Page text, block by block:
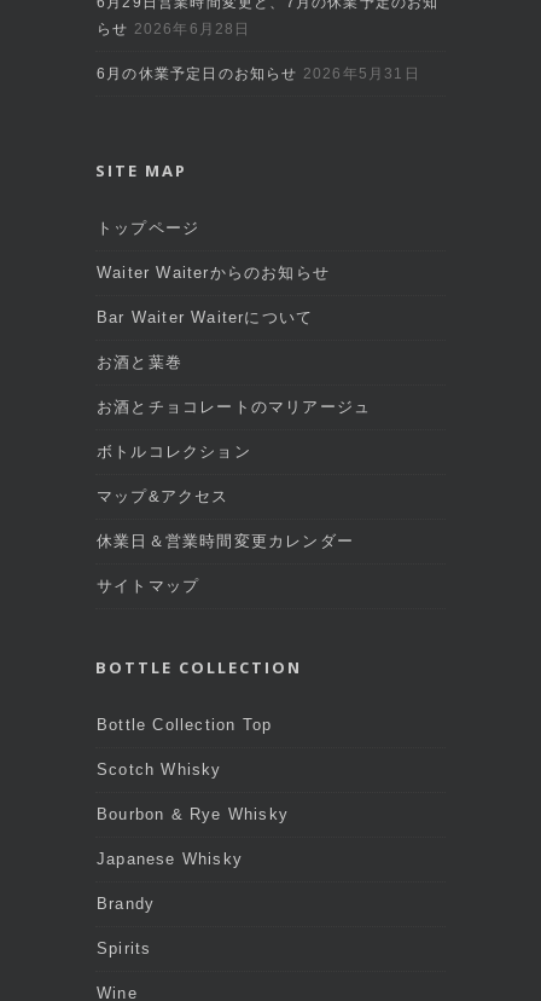
らせ 2026年6月28日
6月の休業予定日のお知らせ 2026年5月31日
SITE MAP
トップページ
Waiter Waiterからのお知らせ
Bar Waiter Waiterについて
お酒と葉巻
お酒とチョコレートのマリアージュ
ボトルコレクション
マップ&アクセス
休業日＆営業時間変更カレンダー
サイトマップ
BOTTLE COLLECTION
Bottle Collection Top
Scotch Whisky
Bourbon & Rye Whisky
Japanese Whisky
Brandy
Spirits
Wine